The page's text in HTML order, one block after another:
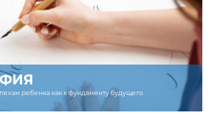
ребенка как к фундаменту будущего